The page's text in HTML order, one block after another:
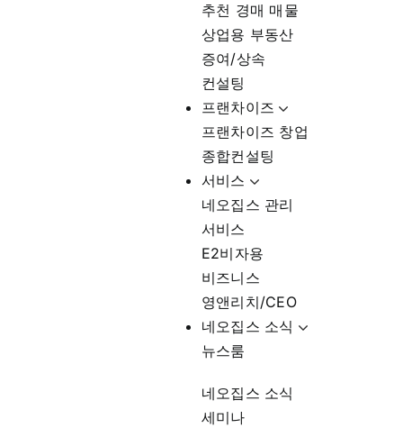
추천 경매 매물
상업용 부동산
증여/상속
컨설팅
프랜차이즈
프랜차이즈 창업
종합컨설팅
서비스
네오집스 관리
서비스
E2비자용
비즈니스
영앤리치/CEO
네오집스 소식
뉴스룸
네오집스 소식
세미나